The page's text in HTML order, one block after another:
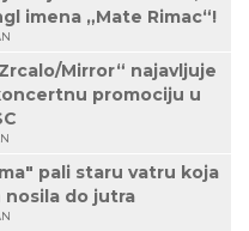
imena „Mate Rimac“!
Mirror“ najavljuje
promociju u
pali staru vatru koja
do jutra